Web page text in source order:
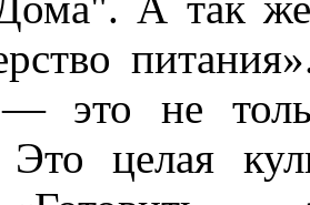
это не
Это целая